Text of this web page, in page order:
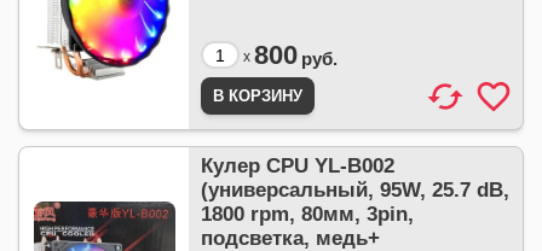
x 800 руб.
Кулер CPU YL-B002
(универсальный, 95W, 25.7 dB,
1800 rpm, 80мм, 3pin,
подсветка, медь+